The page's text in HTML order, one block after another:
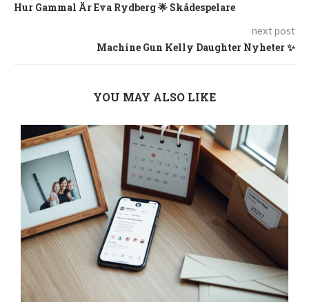
Hur Gammal Är Eva Rydberg 🌟 Skådespelare
next post
Machine Gun Kelly Daughter Nyheter ✨
YOU MAY ALSO LIKE